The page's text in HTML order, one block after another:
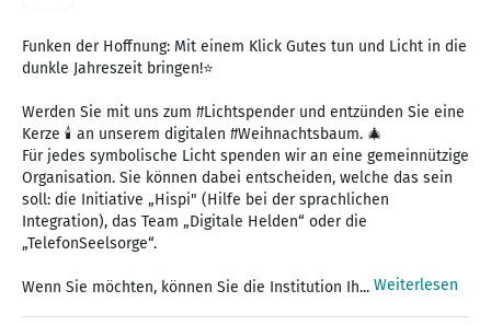
Funken der Hoffnung: Mit einem Klick Gutes tun und Licht in die
dunkle Jahreszeit bringen!⭐
Werden Sie mit uns zum #Lichtspender und entzünden Sie eine
Kerze 🕯 an unserem digitalen #Weihnachtsbaum. 🎄
Für jedes symbolische Licht spenden wir an eine gemeinnützige
Organisation. Sie können dabei entscheiden, welche das sein
soll: die Initiative „Hispi" (Hilfe bei der sprachlichen
Integration), das Team „Digitale Helden“ oder die
„TelefonSeelsorge“.
Wenn Sie möchten, können Sie die Institution Ih... Weiterlesen